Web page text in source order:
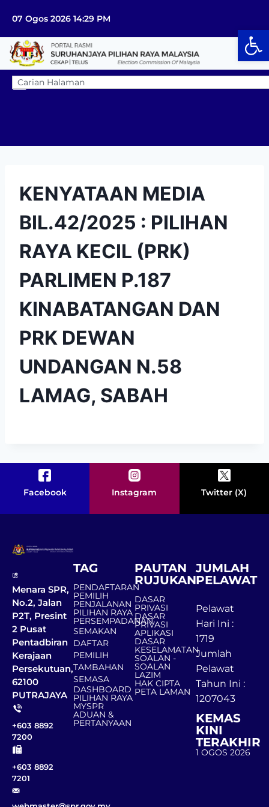
07 Ogos 2026 14:29 PM
KENYATAAN MEDIA
BIL.42/2025 : PILIHAN
RAYA KECIL (PRK)
PARLIMEN P.187
KINABATANGAN DAN
PRK DEWAN
UNDANGAN N.58
LAMAG, SABAH
Facebook Instagram Twitter (X)
Menara SPR,
No.2, Jalan
P2T, Presint
2 Pusat
Pentadbiran
Kerajaan
Persekutuan,
62100
PUTRAJAYA
+603 8892
7200
+603 8892
7201
TAG
PENDAFTARAN
PEMILIH
PENJALANAN
PILIHAN RAYA
PERSEMPADANAN
SEMAKAN
DAFTAR
PEMILIH
TAMBAHAN
SEMASA
DASHBOARD
PILIHAN RAYA
MYSPR
ADUAN &
PERTANYAAN
PAUTAN
RUJUKAN
DASAR
PRIVASI
DASAR
PRIVASI
APLIKASI
DASAR
KESELAMATAN
SOALAN -
SOALAN
LAZIM
HAK CIPTA
PETA LAMAN
JUMLAH
PELAWAT
Pelawat
Hari Ini :
1719
Jumlah
Pelawat
Tahun Ini :
1207043
KEMAS
KINI
TERAKHIR
1 OGOS 2026